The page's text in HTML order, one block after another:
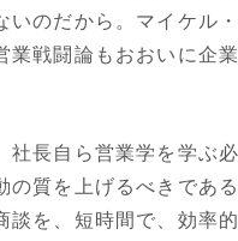
いのだから。マイケル
業戦闘論もおおいに企
社長自ら営業学を学ぶ
質を上げるべきであ
談を、短時間で、効率